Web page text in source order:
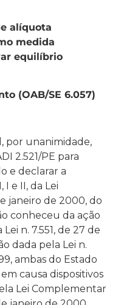
alíquota
medida
equilíbrio
(OAB/SE 6.057)
por unanimidade,
2.521/PE para
e declarar a
e II, da Lei
janeiro de 2000, do
conheceu da ação
n. 7.551, de 27 de
dada pela Lei n.
ambas do Estado
causa dispositivos
Lei Complementar